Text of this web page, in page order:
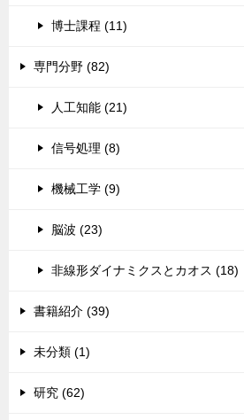
博士課程 (11)
専門分野 (82)
人工知能 (21)
信号処理 (8)
機械工学 (9)
脳波 (23)
非線形ダイナミクスとカオス (18)
書籍紹介 (39)
未分類 (1)
研究 (62)